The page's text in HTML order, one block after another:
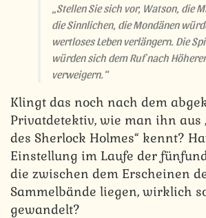
„Stellen Sie sich vor, Watson, die
die Sinnlichen, die Mondänen
wertloses Leben verlängern. Die
würden sich dem Ruf nach
verweigern.“
Klingt das noch nach dem
Privatdetektiv, wie man ihn aus
des Sherlock Holmes“ kennt?
Einstellung im Laufe der
die zwischen dem Erscheinen
Sammelbände liegen, wirklich
gewandelt?